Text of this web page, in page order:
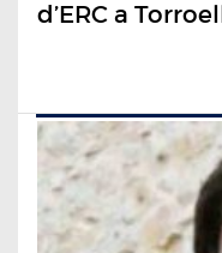
d’ERC a